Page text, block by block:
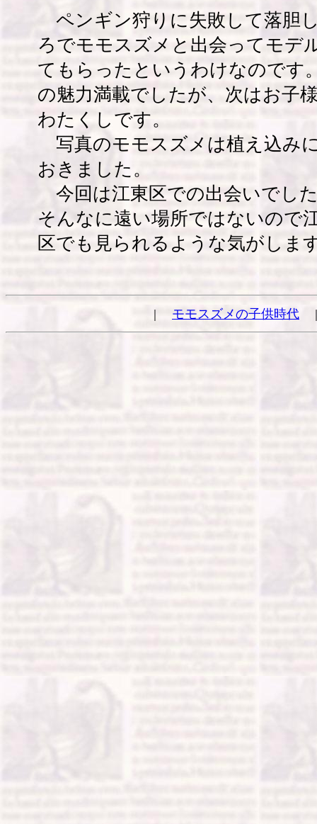
ペンギン狩りに失敗して落胆
ろでモモスズメと出会ってモデ
てもらったというわけなのです
の魅力満載でしたが、次はお子
わたくしです。
写真のモモスズメは植え込み
おきました。
今回は江東区での出会いでし
そんなに遠い場所ではないので
区でも見られるような気がしま
モモスズメの子供時代